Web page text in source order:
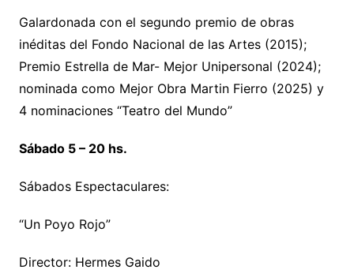
Galardonada con el segundo premio de obras
inéditas del Fondo Nacional de las Artes (2015);
Premio Estrella de Mar- Mejor Unipersonal (2024);
nominada como Mejor Obra Martin Fierro (2025) y
4 nominaciones “Teatro del Mundo”
Sábado 5 – 20 hs.
Sábados Espectaculares:
“Un Poyo Rojo”
Director: Hermes Gaido